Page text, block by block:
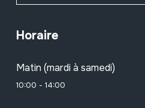
Horaire
Matin (mardi à samedi)
10:00 - 14:00